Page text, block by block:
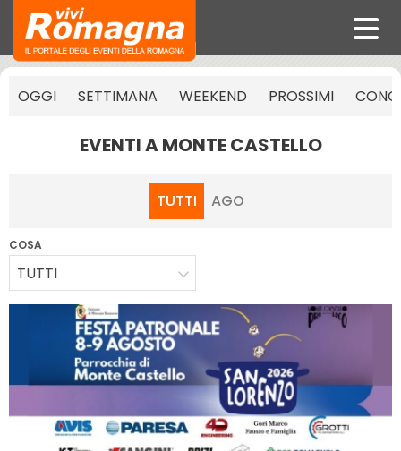
OGGI SETTIMANA WEEKEND PROSSIMI
EVENTI A MONTE CASTELLO
TUTTI AGO
COSA
TUTTI